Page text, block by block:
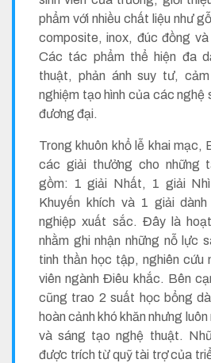
phẩm với nhiều chất liệu như
composite, inox, đúc đồng
Các tác phẩm thể hiện đa
thuật, phản ánh suy tư,
nghiệm tạo hình của các nghệ
đương đại.
Trong khuôn khổ lễ khai mạc,
các giải thưởng cho những
gồm: 1 giải Nhất, 1 giải
Khuyến khích và 1 giải
nghiệp xuất sắc. Đây là
nhằm ghi nhận những nỗ lực
tinh thần học tập, nghiên cứu
viên ngành Điêu khắc. Bên
cũng trao 2 suất học bổng
hoàn cảnh khó khăn nhưng
và sáng tạo nghệ thuật.
được trích từ quỹ tài trợ của